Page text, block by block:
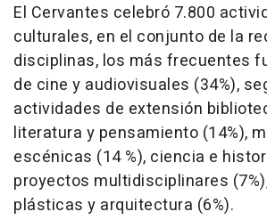
El Cervantes celebró 7.800
culturales, en el conjunto de la
disciplinas, los más frecuentes
de cine y audiovisuales (34%),
actividades de extensión
literatura y pensamiento (14%),
escénicas (14 %), ciencia e
proyectos multidisciplinares
plásticas y arquitectura (6%).